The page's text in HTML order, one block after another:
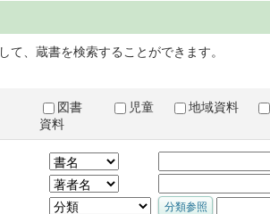
て、蔵書を検索することができます。
図書 児童
地域資料
資料